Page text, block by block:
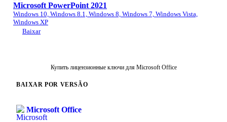
Microsoft PowerPoint 2021
Windows 10, Windows 8.1, Windows 8, Windows 7, Windows Vista,
Windows XP
Baixar
Купить лицензионные ключи для Microsoft Office
BAIXAR POR VERSÃO
Microsoft Office